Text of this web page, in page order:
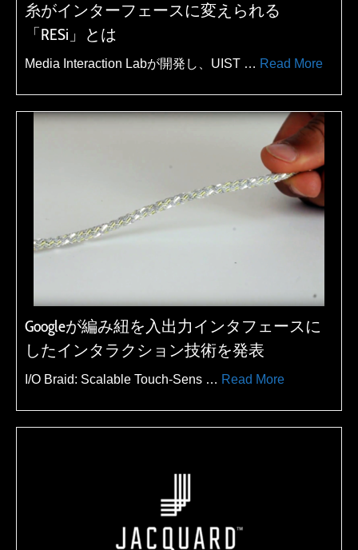
糸がインターフェースに変えられる
「RESi」とは
Media Interaction Labが開発し、UIST … Read More
Googleが編み紐を入出力インタフェースに
したインタラクション技術を発表
I/O Braid: Scalable Touch-Sens … Read More